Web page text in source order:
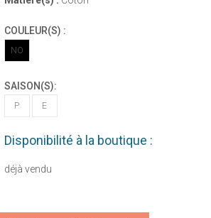
COULEUR(S) :
NO
SAISON(S):
P E
Disponibilité à la boutique :
déjà vendu